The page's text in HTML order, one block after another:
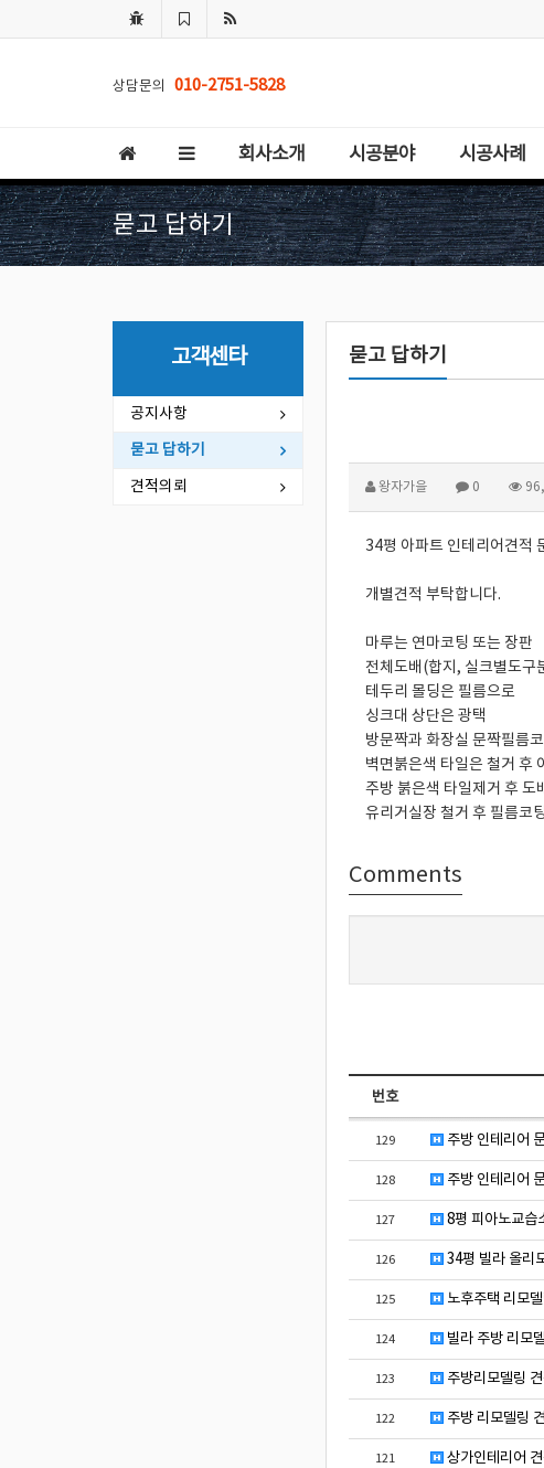
상담문의 010-2751-5828
회사소개 시공분야 시공사례
묻고 답하기
묻고 답하기
왕자가을 0
34평 아파트 인테리어견적
개별견적 부탁합니다.
마루는 연마코팅 또는 장판
전체도배(합지, 실크별도구
테두리 몰딩은 필름으로
싱크대 상단은 광택
방문짝과 화장실 문짝필름
벽면붉은색 타일은 철거 후
주방 붉은색 타일제거 후 도
유리거실장 철거 후 필름코
Comments
번호
129 주방 인테리어
128 주방 인테리어
127 8평 피아노교습
126 34평 빌라 올리
125 노후주택 리모델
124 빌라 주방 리모
123 주방리모델링
122 주방 리모델링
121 상가인테리어 견
고객센타
공지사항
묻고 답하기
견적의뢰